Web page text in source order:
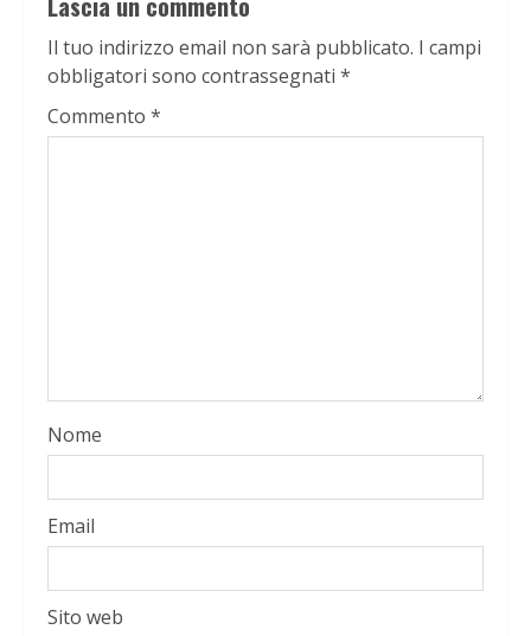
Il tuo indirizzo email non sarà pubblicato. I campi
obbligatori sono contrassegnati *
Commento *
Nome
Email
Sito web